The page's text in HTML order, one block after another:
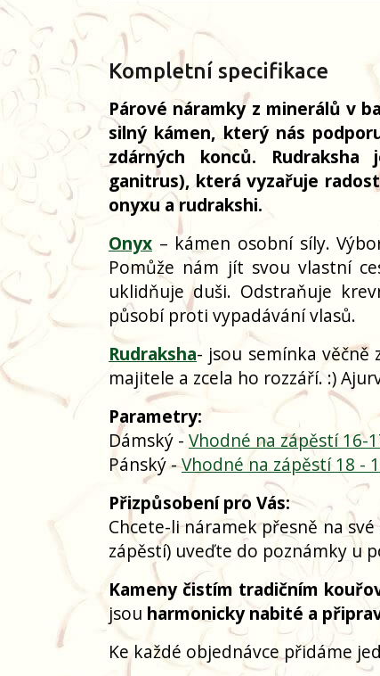
Kompletní specifikace
Párové náramky z minerálů v
silný kámen, který nás
zdárných konců. Rudraksha
ganitrus), která vyzařuje
onyxu a rudrakshi.
Onyx – kámen osobní síly.
Pomůže nám jít svou vlastní
uklidňuje duši. Odstraňuje
působí proti vypadávání vlasů.
Rudraksha- jsou semínka věčně
majitele a zcela ho rozzáří. :)
Parametry:
Dámský - Vhodné na zápěstí 16-
Pánský -Vhodné na zápěstí 18 -
Přizpůsobení pro Vás:
Chcete-li náramek přesně na
zápěstí) uveďte do poznámky u
Kameny čistím tradičním
jsou harmonicky nabité a
Ke každé objednávce přidáme